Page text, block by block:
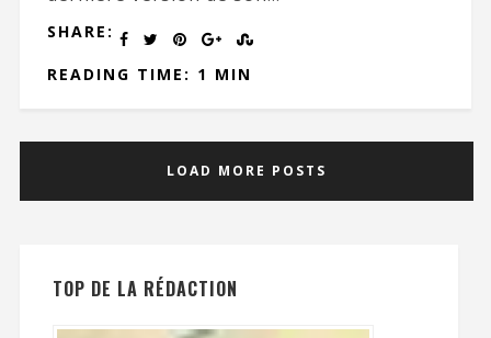
SHARE:
READING TIME: 1 MIN
LOAD MORE POSTS
TOP DE LA RÉDACTION